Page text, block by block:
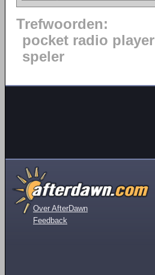
Trefwoorden:
pocket radio player
speler
Over AfterDawn
Feedback